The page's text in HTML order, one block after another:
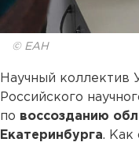
© ЕАН
Научный коллектив
Российского
по воссозданию
Екатеринбурга. Как